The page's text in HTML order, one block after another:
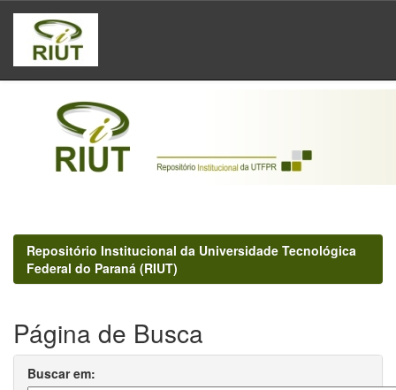
Skip
navigation
Repositório Institucional da Universidade Tecnológica
Federal do Paraná (RIUT)
Página de Busca
Buscar em: